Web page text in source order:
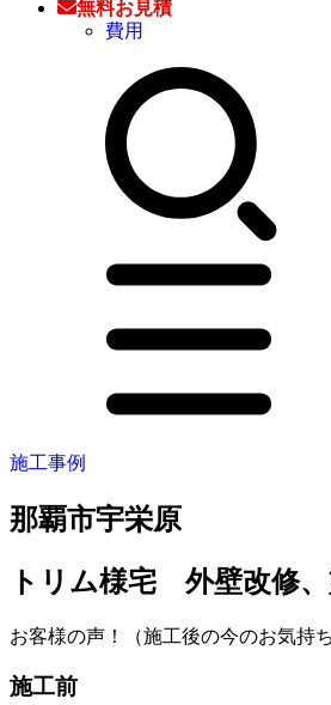
無料お見積
費用
施工事例
那覇市宇栄原
トリム様宅 外壁改修
お客様の声！（施工後の今のお気持
施工前